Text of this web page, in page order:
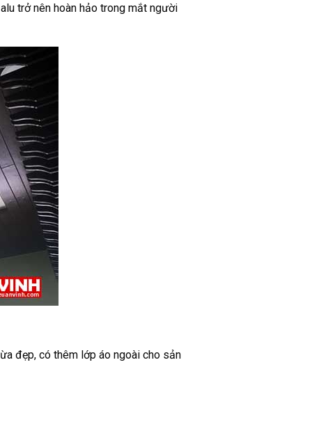
trở nên hoàn hảo trong mắt người
đẹp, có thêm lớp áo ngoài cho sản